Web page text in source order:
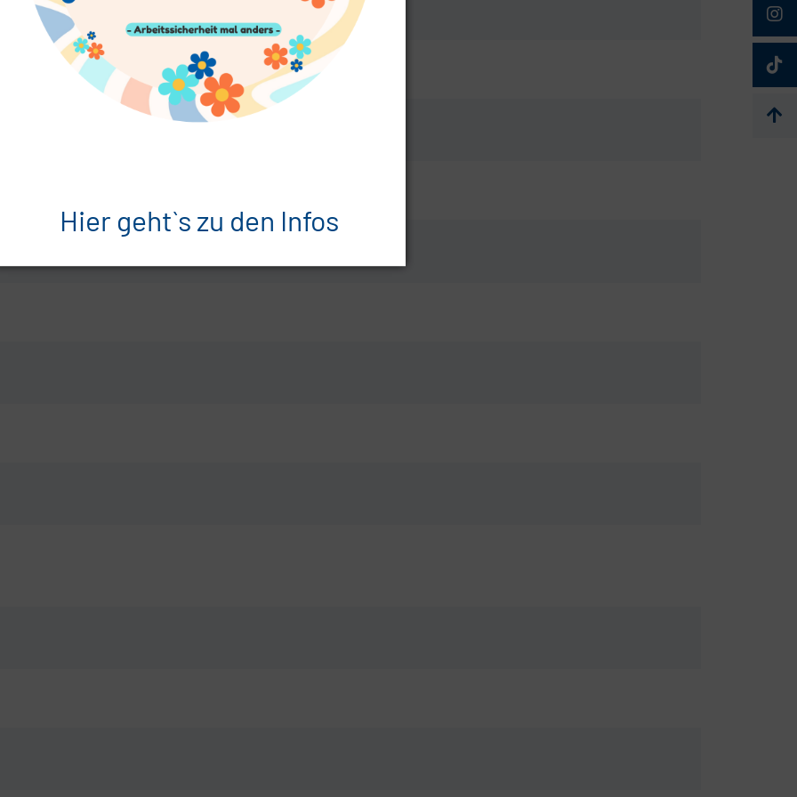
Hier geht`s zu den Infos